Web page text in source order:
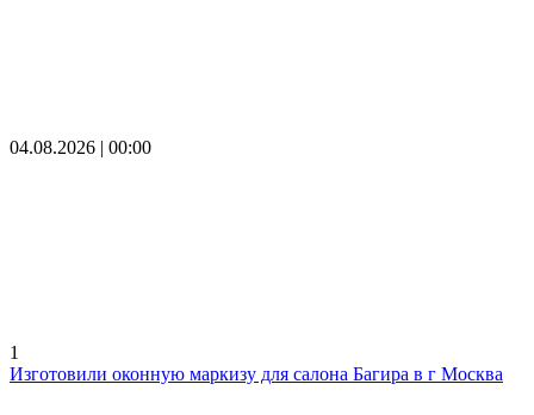
04.08.2026 | 00:00
1
Изготовили оконную маркизу для салона Багира в г Москва